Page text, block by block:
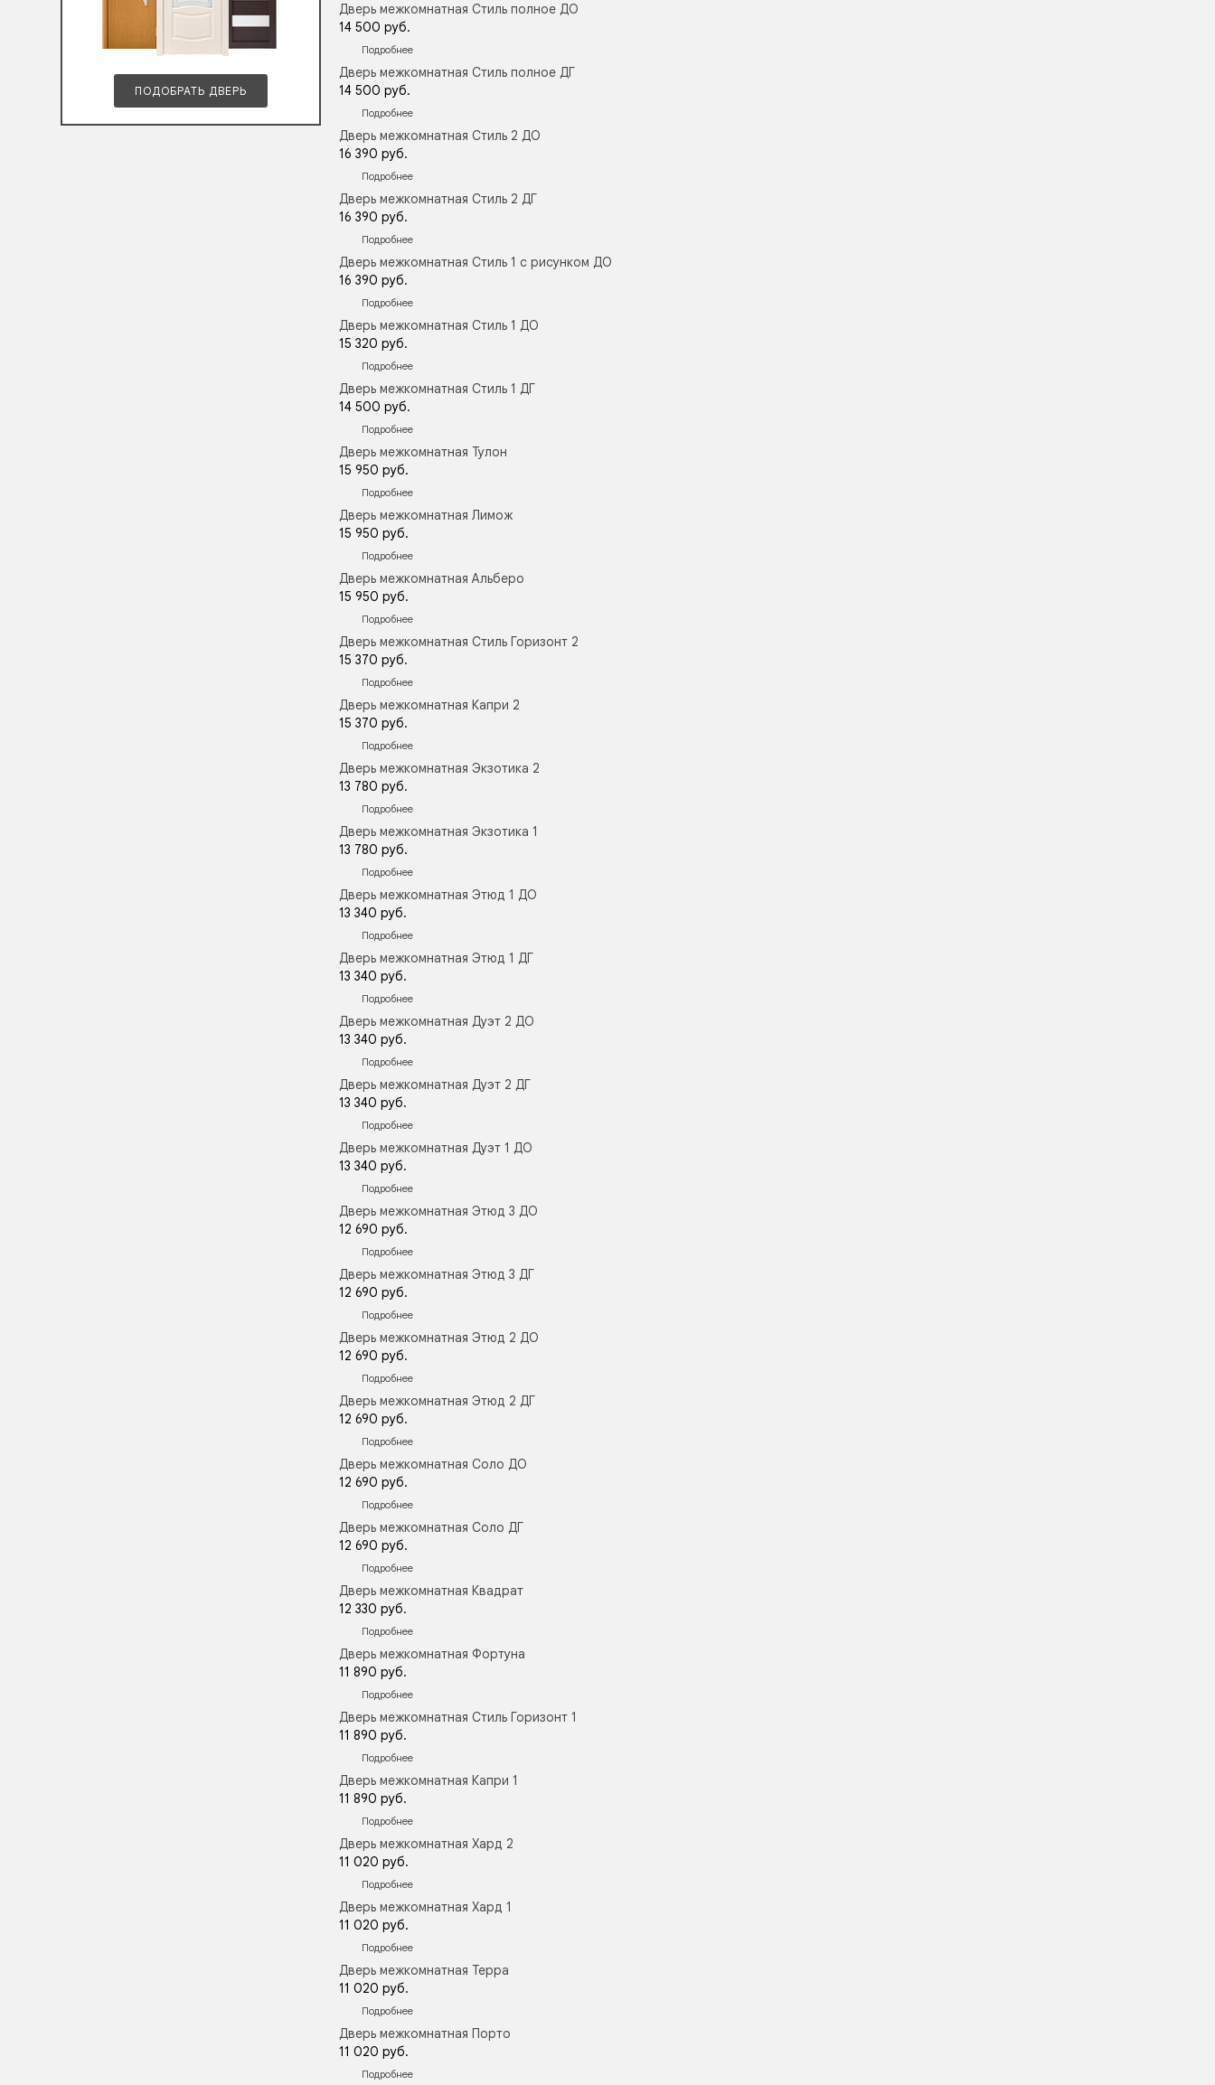
ПОДОБРАТЬ ДВЕРЬ
Дверь межкомнатная Стиль полное ДО
14 500 руб.
Подробнее
Дверь межкомнатная Стиль полное ДГ
14 500 руб.
Подробнее
Дверь межкомнатная Стиль 2 ДО
16 390 руб.
Подробнее
Дверь межкомнатная Стиль 2 ДГ
16 390 руб.
Подробнее
Дверь межкомнатная Стиль 1 с рисунком ДО
16 390 руб.
Подробнее
Дверь межкомнатная Стиль 1 ДО
15 320 руб.
Подробнее
Дверь межкомнатная Стиль 1 ДГ
14 500 руб.
Подробнее
Дверь межкомнатная Тулон
15 950 руб.
Подробнее
Дверь межкомнатная Лимож
15 950 руб.
Подробнее
Дверь межкомнатная Альберо
15 950 руб.
Подробнее
Дверь межкомнатная Стиль Горизонт 2
15 370 руб.
Подробнее
Дверь межкомнатная Капри 2
15 370 руб.
Подробнее
Дверь межкомнатная Экзотика 2
13 780 руб.
Подробнее
Дверь межкомнатная Экзотика 1
13 780 руб.
Подробнее
Дверь межкомнатная Этюд 1 ДО
13 340 руб.
Подробнее
Дверь межкомнатная Этюд 1 ДГ
13 340 руб.
Подробнее
Дверь межкомнатная Дуэт 2 ДО
13 340 руб.
Подробнее
Дверь межкомнатная Дуэт 2 ДГ
13 340 руб.
Подробнее
Дверь межкомнатная Дуэт 1 ДО
13 340 руб.
Подробнее
Дверь межкомнатная Этюд 3 ДО
12 690 руб.
Подробнее
Дверь межкомнатная Этюд 3 ДГ
12 690 руб.
Подробнее
Дверь межкомнатная Этюд 2 ДО
12 690 руб.
Подробнее
Дверь межкомнатная Этюд 2 ДГ
12 690 руб.
Подробнее
Дверь межкомнатная Соло ДО
12 690 руб.
Подробнее
Дверь межкомнатная Соло ДГ
12 690 руб.
Подробнее
Дверь межкомнатная Квадрат
12 330 руб.
Подробнее
Дверь межкомнатная Фортуна
11 890 руб.
Подробнее
Дверь межкомнатная Стиль Горизонт 1
11 890 руб.
Подробнее
Дверь межкомнатная Капри 1
11 890 руб.
Подробнее
Дверь межкомнатная Хард 2
11 020 руб.
Подробнее
Дверь межкомнатная Хард 1
11 020 руб.
Подробнее
Дверь межкомнатная Терра
11 020 руб.
Подробнее
Дверь межкомнатная Порто
11 020 руб.
Подробнее